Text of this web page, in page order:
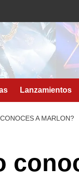
Lanzamientos
A MARLON?